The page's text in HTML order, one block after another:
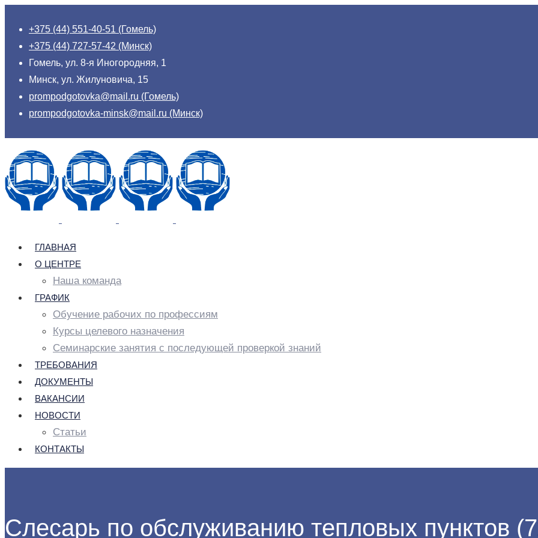
+375 (44) 551-40-51 (Гомель)
+375 (44) 727-57-42 (Минск)
Гомель, ул. 8-я Иногородняя, 1
Минск, ул. Жилуновича, 15
prompodgotovka@mail.ru (Гомель)
prompodgotovka-minsk@mail.ru (Минск)
ГЛАВНАЯ
О ЦЕНТРЕ
Наша команда
ГРАФИК
Обучение рабочих по профессиям
Курсы целевого назначения
Семинарские занятия с последующей проверкой знаний
ТРЕБОВАНИЯ
ДОКУМЕНТЫ
ВАКАНСИИ
НОВОСТИ
Статьи
КОНТАКТЫ
Слесарь по обслуживанию тепловых пунктов